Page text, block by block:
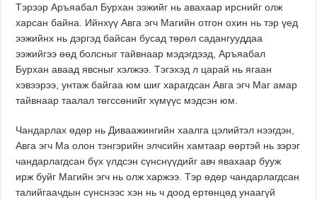
Тэрээр Аръяабал Бурхан ээжийг нь авахаар ирснийг олж
харсан байна. Ийнхүү Авга эгч Магийн отгон охин нь тэр үед
ээжийнх нь дэргэд байсан бусад төрөл садангууддаа
ээжийгээ өөд болсныг тайвнаар мэдэгдээд, Аръяабал
Бурхан аваад явсныг хэлжээ. Тэгэхэд л царай нь ягаан
хэвээрээ, унтаж байгаа юм шиг харагдсан Авга эгч Маг амар
тайвнаар таалал төгссөнийг хүмүүс мэдсэн юм.
Чандарлах өдөр нь Диваажингийн хаалга цэлийтэл нээгдэн,
Авга эгч Ма олон тэнгэрийн элчсийн хамтаар өөртэй нь зэрэг
чандарлагдсан бүх үлдсэн сүнснүүдийг авч явахаар бууж
ирж буйг Магийн эгч нь олж харжээ. Тэр өдөр чандарлагдсан
талийгаачдын сүнснээс хэн нь ч доод ертөнцөд унаагүй